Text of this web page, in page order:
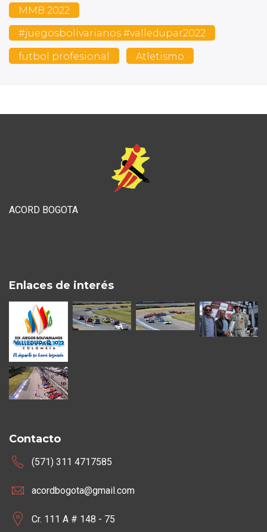
MMB 2022
#juegosbolivarianos #valledupar2022
futbol profesional Atletismo
ACORD BOGOTA
Enlaces de interés
Contacto
(571) 311 4717585
acordbogota@gmail.com
Cr. 111 A # 148 - 75